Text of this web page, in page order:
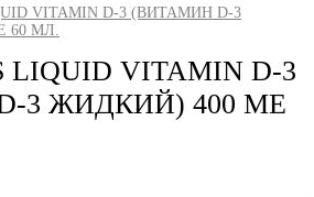
VITAMIN D-3 (ВИТАМИН D-3
60 МЛ.
LIQUID VITAMIN D-3
3 ЖИДКИЙ) 400 МЕ